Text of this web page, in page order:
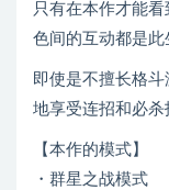
只有在本作才能
色间的互动都是此
即使是不擅长格
地享受连招和必杀
【本作的模式】
・群星之战模式